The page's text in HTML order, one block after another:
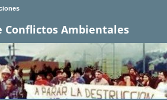
Conflictos Ambientales